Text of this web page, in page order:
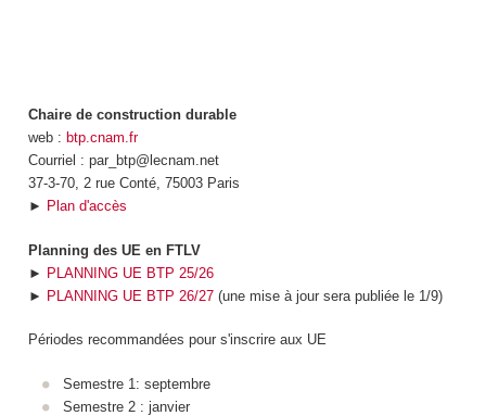
Chaire de construction durable
web : btp.cnam.fr
Courriel : par_btp@lecnam.net
37-3-70, 2 rue Conté, 75003 Paris
► Plan d'accès
Planning des UE en FTLV
► PLANNING UE BTP 25/26
► PLANNING UE BTP 26/27(une mise à jour sera publiée le 1/9)
Périodes recommandées pour s'inscrire aux UE
Semestre 1: septembre
Semestre 2 : janvier